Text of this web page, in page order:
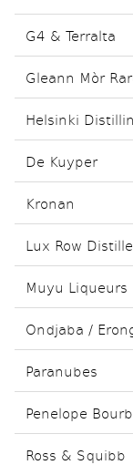
G4 & Terralta
Gleann Mòr
Helsinki
De Kuyper
Kronan
Lux Row
Muyu Liqueurs
Ondjaba /
Paranubes
Penelope
Ross & Squibb